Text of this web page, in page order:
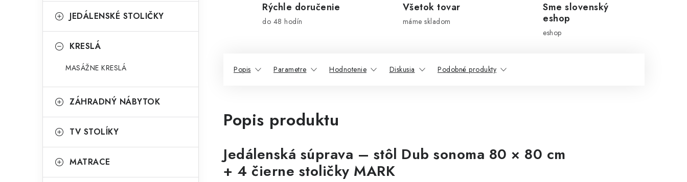
JEDÁLENSKÉ STOLIČKY
KRESLÁ
MASÁŽNE KRESLÁ
ZÁHRADNÝ NÁBYTOK
TV STOLÍKY
MATRACE
Rýchle doručenie
do 48 hodín
Všetok tovar
máme skladom
Sme slovenský
eshop
eshop
Popis Parametre Hodnotenie Diskusia Podobné produkty
Popis produktu
Jedálenská súprava – stôl Dub sonoma 80 × 80 cm
+ 4 čierne stoličky MARK